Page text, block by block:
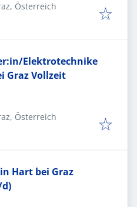
Österreich
Elektrotechnike
Graz Vollzeit
Österreich
Hart bei Graz